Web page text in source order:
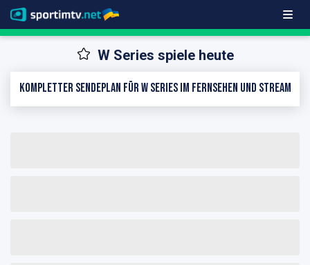
W Series spiele heute
Kompletter Sendeplan für W Series im Fernsehen und Stream